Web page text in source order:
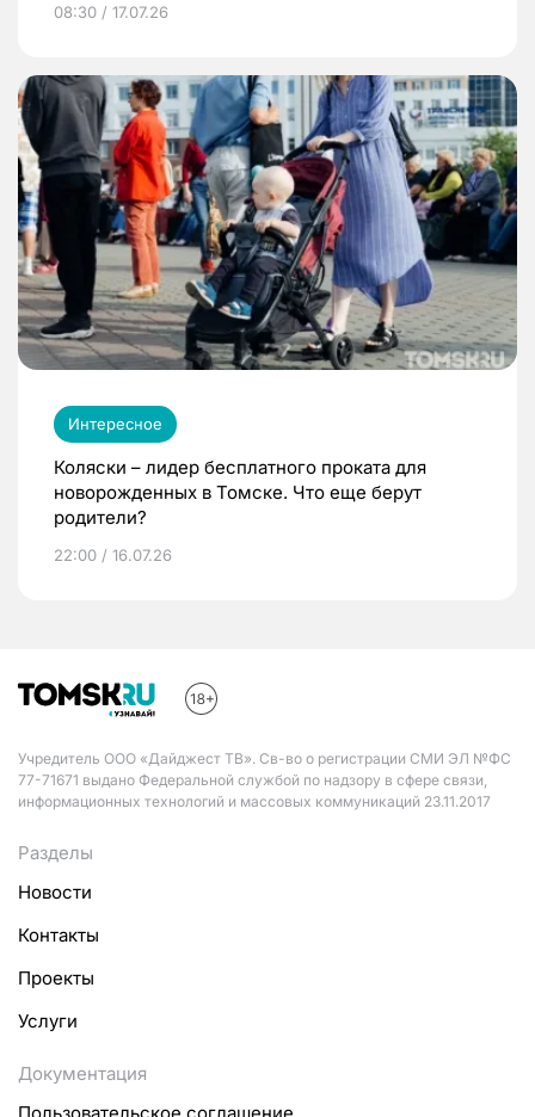
08:30 / 17.07.26
Интересное
Коляски – лидер бесплатного проката для
новорожденных в Томске. Что еще берут
родители?
22:00 / 16.07.26
Учредитель ООО «Дайджест ТВ». Св-во о регистрации СМИ ЭЛ №ФС
77-71671 выдано Федеральной службой по надзору в сфере связи,
информационных технологий и массовых коммуникаций 23.11.2017
Разделы
Новости
Контакты
Проекты
Услуги
Документация